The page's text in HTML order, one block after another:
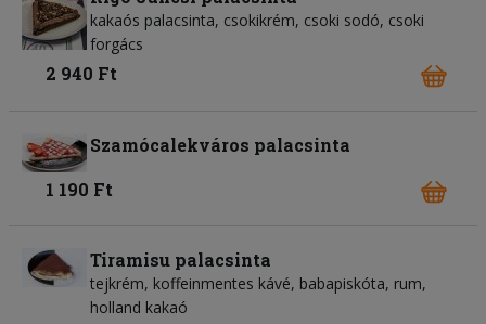
kakaós palacsinta, csokikrém, csoki sodó, csoki
forgács
2 940 Ft
Szamócalekváros palacsinta
1 190 Ft
Tiramisu palacsinta
tejkrém, koffeinmentes kávé, babapiskóta, rum,
holland kakaó